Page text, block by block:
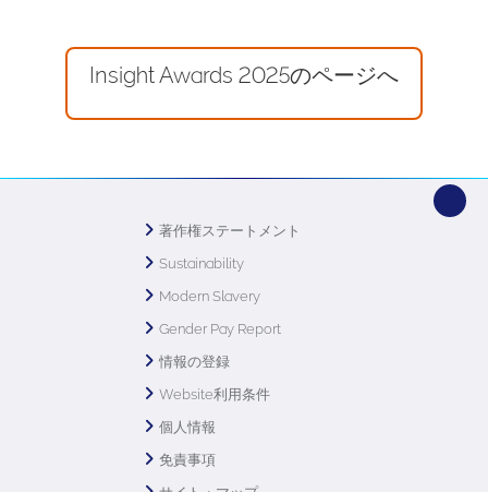
Insight Awards 2025のページへ
著作権ステートメント
Sustainability
Modern Slavery
Gender Pay Report
情報の登録
Website利用条件
個人情報
免責事項